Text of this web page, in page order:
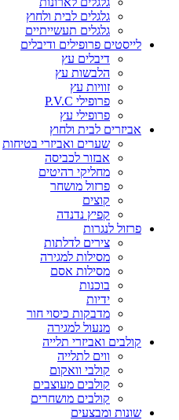
גלגלים לבית ולחוץ
גלגלים תעשייתיים
לייסטים פרופילים ודיבלים
דיבלים עץ
הלבשות עץ
זוויות עץ
פרופילי P.V.C
פרופילי עץ
אביזרים לבית ולחוץ
שערים ואביזרי בטיחות
אבזור לכביסה
מחליקי רהיטים
פרזול מושחר
קוצים
קפיץ נדנדה
פרזול לנגרות
צירים לדלתות
מסילות למגירה
מסילות אסם
בוכנות
ידיות
מדבקות כיסוי חור
מנעול למגירה
קולבים ואביזרי תלייה
ווים לתלייה
קולבי וואקום
קולבים מעוצבים
קולבים מושחרים
שונות ומבצעים